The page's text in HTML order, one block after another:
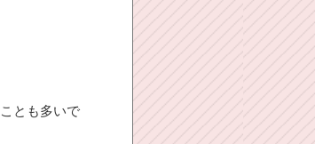
とも多いで